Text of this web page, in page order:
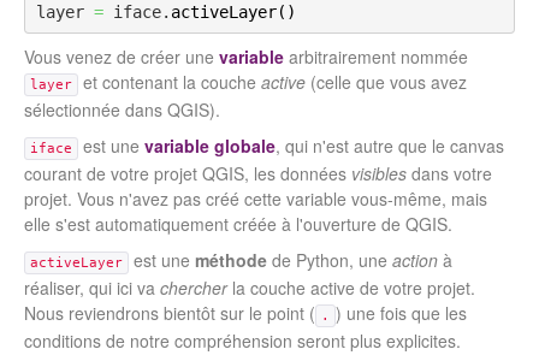
layer = iface. activeLayer( )
Vous venez de créer une variable arbitrairement nommée
layer et contenant la couche active (celle que vous avez
sélectionnée dans QGIS).
iface est une variable globale, qui n'est autre que le canvas
courant de votre projet QGIS, les données visibles dans votre
projet. Vous n'avez pas créé cette variable vous-même, mais
elle s'est automatiquement créée à l'ouverture de QGIS.
activeLayer est une méthode de Python, une action à
réaliser, qui ici va chercherla couche active de votre projet.
Nous reviendrons bientôt sur le point (
.
) une fois que les
conditions de notre compréhension seront plus explicites.